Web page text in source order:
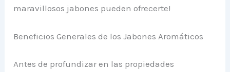
maravillosos jabones pueden ofrecerte!
Beneficios Generales de los Jabones Aromáticos
Antes de profundizar en las propiedades